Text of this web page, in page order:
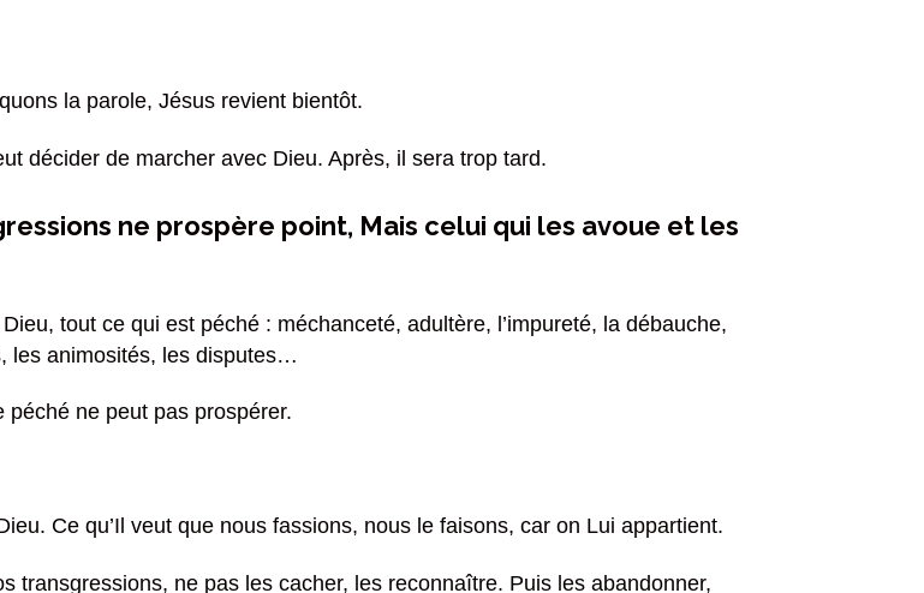
la parole, Jésus revient bientôt.
décider de marcher avec Dieu. Après, il sera trop tard.
ne prospère point, Mais celui qui les avoue et les
tout ce qui est péché : méchanceté, adultère, l’impureté, la débauche,
les animosités, les disputes…
ne peut pas prospérer.
Ce qu’Il veut que nous fassions, nous le faisons, car on Lui appartient.
transgressions, ne pas les cacher, les reconnaître. Puis les abandonner,